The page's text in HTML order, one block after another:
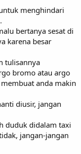
menghindari
bertanya sesat di
karena besar
tulisannya
bromo atau argo
anda makin
diusir, jangan
duduk didalam taxi
jangan-jangan